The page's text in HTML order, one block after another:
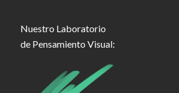
Nuestro Laboratorio
de Pensamiento Visual: